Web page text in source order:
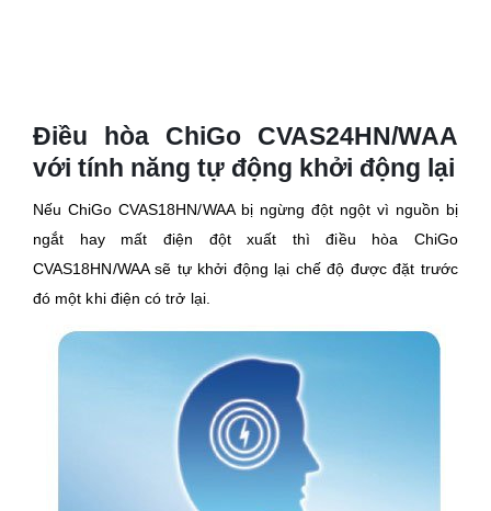
Điều hòa ChiGo CVAS24HN/WAA
với tính năng tự động khởi động lại
Nếu ChiGo CVAS18HN/WAA bị ngừng đột ngột vì nguồn bị
ngắt hay mất điện đột xuất thì điều hòa ChiGo
CVAS18HN/WAA sẽ tự khởi động lại chế độ được đặt trước
đó một khi điện có trở lại.